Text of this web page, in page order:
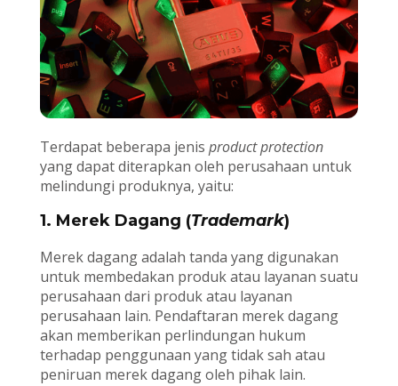
Terdapat beberapa jenis product protection
yang dapat diterapkan oleh perusahaan untuk
melindungi produknya, yaitu:
1. Merek Dagang (Trademark)
Merek dagang adalah tanda yang digunakan
untuk membedakan produk atau layanan suatu
perusahaan dari produk atau layanan
perusahaan lain. Pendaftaran merek dagang
akan memberikan perlindungan hukum
terhadap penggunaan yang tidak sah atau
peniruan merek dagang oleh pihak lain.